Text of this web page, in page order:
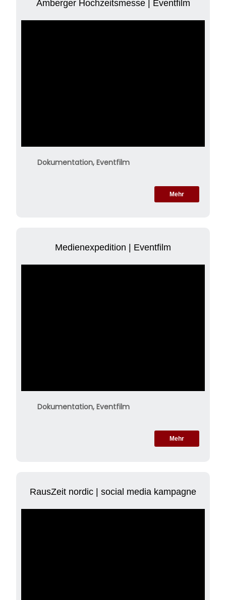
Amberger Hochzeitsmesse | Eventfilm
Dokumentation, Eventfilm
Mehr
Medienexpedition | Eventfilm
Dokumentation, Eventfilm
Mehr
RausZeit nordic | social media kampagne